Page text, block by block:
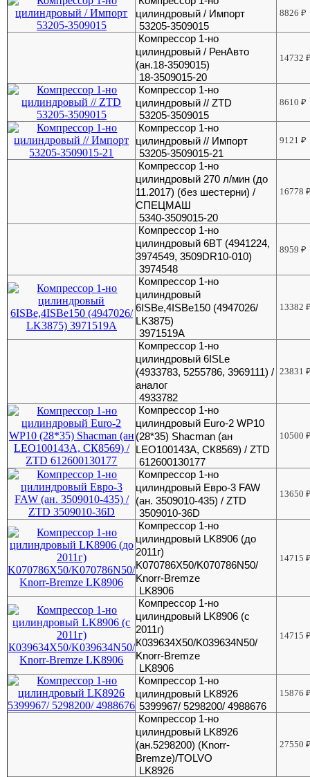
цилиндровый / Импорт
53205-3509015
8826₽
Компрессор 1-но
цилиндровый / РенАвто
(ан.18-3509015)
18-3509015-20
14732
Компрессор 1-но
цилиндровый // ZTD
53205-3509015
8610₽
Компрессор 1-но
цилиндровый // Импорт
53205-3509015-21
9121₽
Компрессор 1-но
цилиндровый 270 л/мин (до
11.2017) (без шестерни) /
СПЕЦМАШ
5340-3509015-20
16778
Компрессор 1-но
цилиндровый 6BT (4941224,
3974549, 3509DR10-010)
3974548
8959₽
Компрессор 1-но
цилиндровый
6ISBe,4ISBe150 (4947026/
LK3875)
3971519А
13382
Компрессор 1-но
цилиндровый 6ISLe
(4933783, 5255786, 3969111) /
аналог
4933782
23831
Компрессор 1-но
цилиндровый Euro-2 WP10
(28*35) Shacman (ан
LEO100143A, СК8569) / ZTD
612600130177
10500
Компрессор 1-но
цилиндровый Eвро-3 FAW
(ан. 3509010-435) / ZTD
3509010-36D
13650
Компрессор 1-но
цилиндровый LK8906 (до
2011г)
K070786X50/K070786N50/
Knorr-Bremze
LK8906
14715
Компрессор 1-но
цилиндровый LK8906 (с
2011г)
К039634X50/K039634N50/
Knorr-Bremze
LK8906
14715
Компрессор 1-но
цилиндровый LK8926
5399967/ 5298200/ 4988676
15876
Компрессор 1-но
цилиндровый LK8926
(ан.5298200) (Knorr-
Bremze)/TOLVO
LK8926
27550